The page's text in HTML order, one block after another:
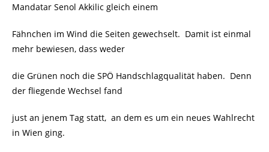
Mandatar Senol Akkilic gleich einem
Fähnchen im Wind die Seiten gewechselt. Damit ist einmal
mehr bewiesen, dass weder
die Grünen noch die SPÖ Handschlagqualität haben. Denn
der fliegende Wechsel fand
just an jenem Tag statt, an dem es um ein neues Wahlrecht
in Wien ging.